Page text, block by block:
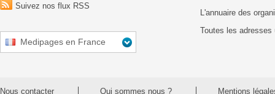
Suivez nos flux RSS
Medipages en France
L'annuaire des
Toutes les adresses
Nous contacter Qui sommes nous ? Mentions